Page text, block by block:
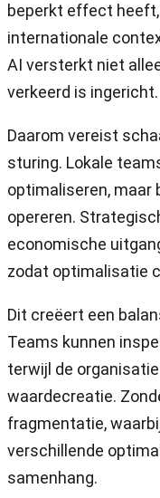
beperkt effect
internationale
AI versterkt niet
verkeerd is ingericht.
Daarom vereist
sturing. Lokale
optimaliseren, maar
opereren.
economische
zodat optimalisatie
Dit creëert een
Teams kunnen
terwijl de
waardecreatie.
fragmentatie,
verschillende
samenhang.